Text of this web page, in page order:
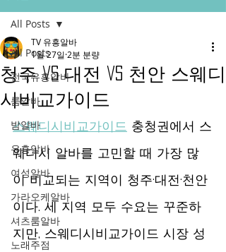
All Posts
전국유흥알바
룸알바
밤알바
유흥알바
여성알바
가라오케알바
셔츠룸알바
노래주점
All Posts
청주 vs 대전 vs 천안 스웨디
시비교가이드
TV 유흥알바
1월 27일 2분 분량
스웨디시비교가이드 충청권에서 스
웨디시 알바를 고민할 때 가장 많
이 비교되는 지역이 청주·대전·천안
이다. 세 지역 모두 수요는 꾸준하
지만, 스웨디시비교가이드 시장 성